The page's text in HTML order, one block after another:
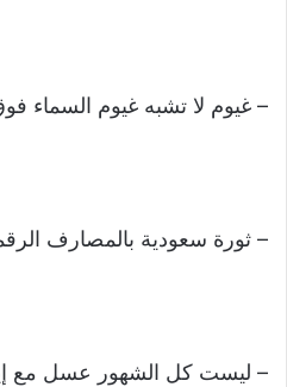
– غيوم لا تشبه غيوم السماء
– ثورة سعودية بالمصارف
– ليست كل الشهور عسل مع